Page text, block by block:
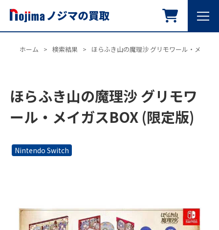
ホーム > 検索結果 > ほらふき山の魔理沙 グリモワール・メイガ
ほらふき山の魔理沙 グリモワ
ール・メイガスBOX (限定版)
Nintendo Switch